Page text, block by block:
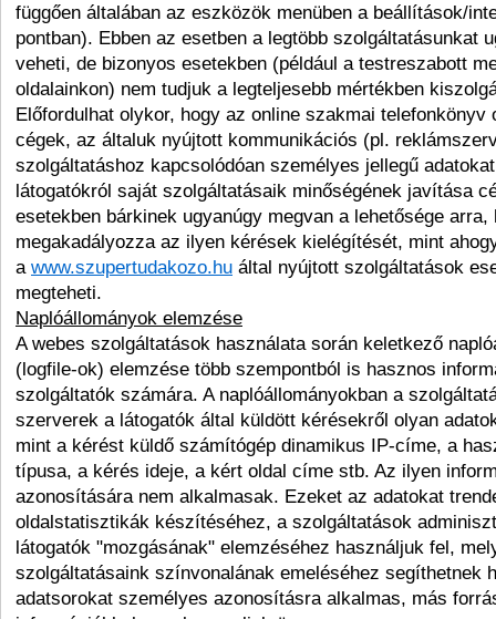
függően általában az eszközök menüben a beállítások/
pontban). Ebben az esetben a legtöbb szolgáltatásunkat
veheti, de bizonyos esetekben (például a testreszabott
oldalainkon) nem tudjuk a legteljesebb mértékben
Előfordulhat olykor, hogy az online szakmai telefonkönyv
cégek, az általuk nyújtott kommunikációs (pl.
szolgáltatáshoz kapcsolódóan személyes jellegű
látogatókról saját szolgáltatásaik minőségének javítása
esetekben bárkinek ugyanúgy megvan a lehetősége arra,
megakadályozza az ilyen kérések kielégítését, mint
a www.szupertudakozo.hu által nyújtott szolgáltatások
megteheti.
Naplóállományok elemzése
A webes szolgáltatások használata során keletkező
(logfile-ok) elemzése több szempontból is hasznos
szolgáltatók számára. A naplóállományokban a
szerverek a látogatók által küldött kérésekről olyan
mint a kérést küldő számítógép dinamikus IP-címe, a
típusa, a kérés ideje, a kért oldal címe stb. Az ilyen
azonosítására nem alkalmasak. Ezeket az adatokat
oldalstatisztikák készítéséhez, a szolgáltatások
látogatók "mozgásának" elemzéséhez használjuk fel,
szolgáltatásaink színvonalának emeléséhez segíthetnek
adatsorokat személyes azonosításra alkalmas, más